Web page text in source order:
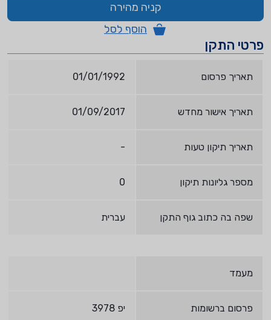
קניה מהירה
הוסף לסל
פרטי התקן
תאריך פרסום 01/01/1992
תאריך אישור מחדש 01/09/2017
תאריך תיקון טעות -
מספר גליונות תיקון 0
שפה בה כתוב גוף התקן עברית
מעמד
פרסום ברשומות יפ 3978